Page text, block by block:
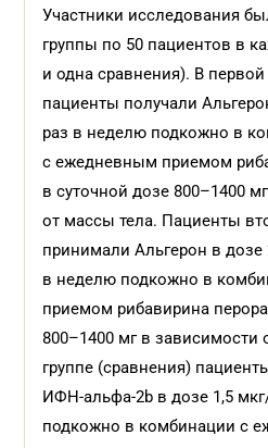
Участники исследования
группы по 50 пациентов в
и одна сравнения). В
пациенты получали
раз в неделю подкожно в
с ежедневным приемом
в суточной дозе 800–1400
от массы тела. Пациенты
принимали Альгерон в дозе
в неделю подкожно в
приемом рибавирина
800–1400 мг в зависимости
группе (сравнения)
ИФН-альфа-2b в дозе 1,5
подкожно в комбинации с